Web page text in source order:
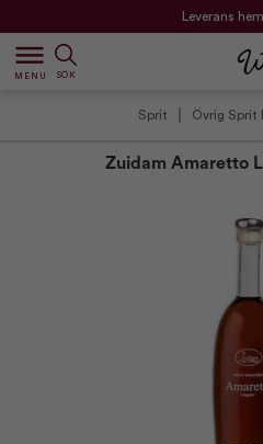
Leverans
dehaze
MENU SÖK
Sprit Övrig Sprit
Zuidam Amaretto